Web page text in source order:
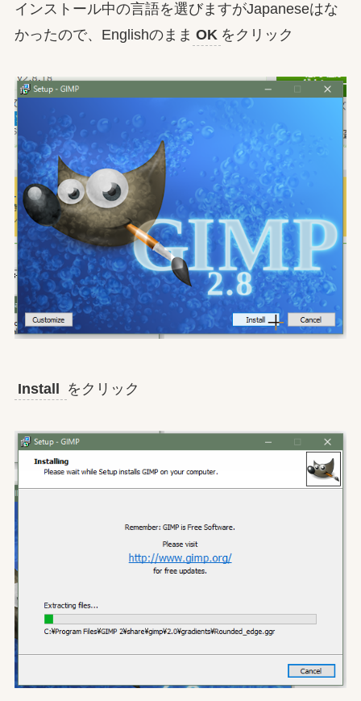
インストール中の言語を選びますがJapaneseはな
かったので、Englishのまま OK をクリック
Install をクリック